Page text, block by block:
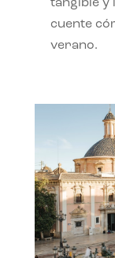
tangible y
cuente
verano.